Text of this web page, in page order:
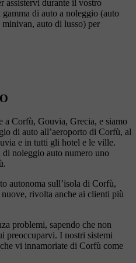
assistervi durante il vostro
di auto a noleggio (auto
auto di lusso) per
a Corfù, Gouvia, Grecia, e siamo
di auto all’aeroporto di Corfù, al
e in tutti gli hotel e le ville.
di noleggio auto numero uno
autonoma sull’isola di Corfù,
rivolta anche ai clienti più
problemi, sapendo che non
preoccuparvi. I nostri sistemi
vi innamoriate di Corfù come